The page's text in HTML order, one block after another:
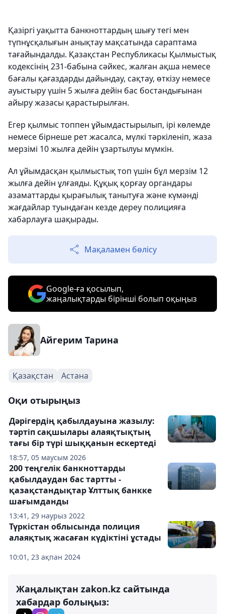
Қазіргі уақытта банкноттардың шығу тегі мен
түпнұсқалығын анықтау мақсатында сараптама
тағайындалды. Қазақстан Республикасы Қылмыстық
кодексінің 231-бабына сәйкес, жалған ақша немесе
бағалы қағаздарды дайындау, сақтау, өткізу немесе
ауыстыру үшін 5 жылға дейін бас бостандығынан
айыру жазасы қарастырылған.
Егер қылмыс топпен ұйымдастырылып, ірі көлемде
немесе бірнеше рет жасалса, мүлкі тәркіленіп, жаза
мерзімі 10 жылға дейін ұзартылуы мүмкін.
Ал ұйымдасқан қылмыстық топ үшін бұл мерзім 12
жылға дейін ұлғаяды. Құқық қорғау органдары
азаматтарды қырағылық танытуға және күмәнді
жағдайлар туындаған кезде дереу полицияға
хабарлауға шақырады.
Мақаламен бөлісу
Google-ға қосылып,
жаңалықтарды бірінші болып оқыңыз
Айгерим Тарина
Қазақстан Астана
Оқи отырыңыз
18:57, 05 маусым 2026
Дәрігердің қабылдауына жазылу:
тәртіп сақшылары алаяқтықтың
тағы бір түрі шыққанын ескертеді
13:41, 29 наурыз 2022
200 теңгелік банкноттарды
қабылдаудан бас тартты -
қазақстандықтар Ұлттық банкке
шағымданды
10:01, 23 ақпан 2024
Түркістан облысында полиция
алаяқтық жасаған күдіктіні ұстады
Жаңалықтан zakon.kz сайтында
хабардар болыңыз: